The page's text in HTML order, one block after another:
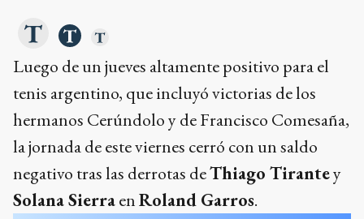
Luego de un jueves altamente positivo para el
tenis argentino, que incluyó victorias de los
hermanos Cerúndolo y de Francisco Comesaña,
la jornada de este viernes cerró con un saldo
negativo tras las derrotas deThiago Tirantey
Solana SierraenRoland Garros.